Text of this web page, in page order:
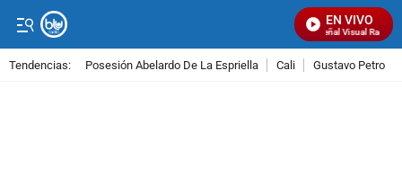
EN VIVO
Señal Visual Radio
Tendencias: Posesión Abelardo De La Espriella Cali Gustavo Petro